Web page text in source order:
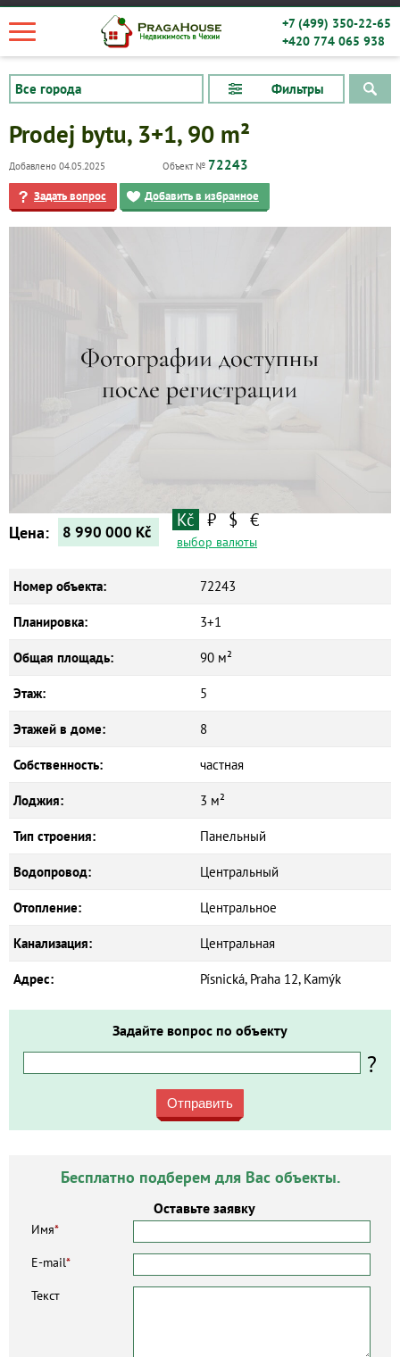
+7 (499) 350-22-65
+420 774 065 938
Фильтры
Prodej bytu, 3+1, 90 m²
Добавлено 04.05.2025 Объект № 72243
Задать вопрос Добавить в избранное
Цена: 8 990 000 Kč
Kč ₽ $ €
выбор валюты
Номер объекта: 72243
Планировка: 3+1
Общая площадь: 90 м²
Этаж: 5
Этажей в доме: 8
Собственность: частная
Лоджия: 3 м²
Тип строения: Панельный
Водопровод: Центральный
Отопление: Центральное
Канализация: Центральная
Адрес: Písnická, Praha 12, Kamýk
Задайте вопрос по объекту
?
Отправить
Бесплатно подберем для Вас объекты.
Оставьте заявку
Имя*
E-mail*
Текст